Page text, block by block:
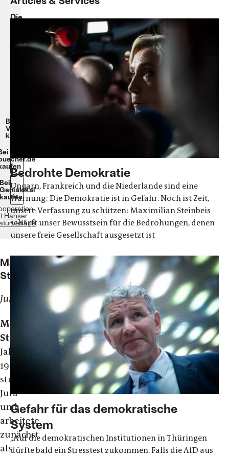
Die
verwundbare
Demokratie
Maximilian
Beim
Verlag
kaufen
Hanser
Maximilian
Steinbeis
Jurist
Maximilian
Steinbeis
Jahrgang
1970,
studierte
Jura
und
arbeitete
zunächst
als
Bedrohte Demokratie
Ungarn, Frankreich und die Niederlande sind eine
Warnung: Die Demokratie ist in Gefahr. Noch ist Zeit,
unsere Verfassung zu schützen: Maximilian Steinbeis
schärft unser Bewusstsein für die Bedrohungen, denen
unsere freie Gesellschaft ausgesetzt ist
Gefahr für das demokratische
System
„Auf die demokratischen Institutionen in Thüringen
dürfte bald ein Stresstest zukommen. Falls die AfD aus